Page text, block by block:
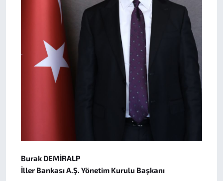
Burak DEMİRALP
İller Bankası A.Ş. Yönetim Kurulu Başkanı